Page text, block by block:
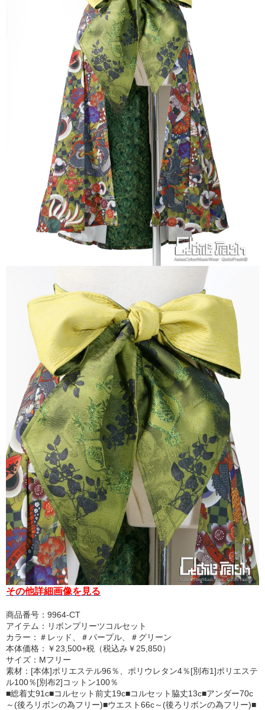
その他詳細画像を見る
商品番号：9964-CT
アイテム：リボンプリーツコルセット
カラー：＃レッド、＃パープル、＃グリーン
本体価格：￥23,500+税（税込み￥25,850）
サイズ：Mフリー
素材：[本体]ポリエステル96％、ポリウレタン4％[別布1]ポリエステ
ル100％[別布2]コットン100％
■総着丈91c■コルセット前丈19c■コルセット脇丈13c■アンダー70c
～(後ろリボンの為フリー)■ウエスト66c～(後ろリボンの為フリー)■